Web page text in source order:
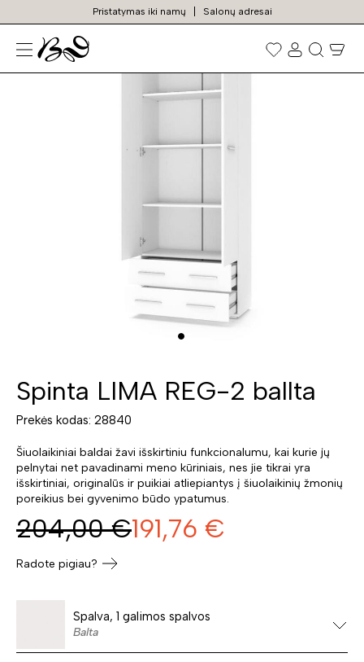
Pristatymas iki namų Salonų adresai
Prekių
paieška
N
Spinta LIMA REG-2 ballta
Prekės kodas: 28840
Šiuolaikiniai baldai žavi išskirtiniu funkcionalumu, kai kurie jų
pelnytai net pavadinami meno kūriniais, nes jie tikrai yra
išskirtiniai, originalūs ir puikiai atliepiantys į šiuolaikinių žmonių
poreikius bei gyvenimo būdo ypatumus.
204,00 €191,76 €
Radote pigiau?
Spalva, 1 galimos spalvos
Balta